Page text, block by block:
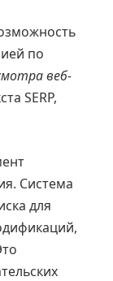
по
веб-
SERP,
Система
для